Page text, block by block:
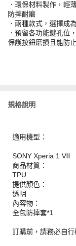
．環保材料製作，輕
防摔耐磨
．兩種款式，選擇成
．預留各功能鍵孔位
保護按鈕磨損且能防
規格說明
適用機型：
SONY Xperia 1 VII
商品材質：
TPU
提供顏色：
透明
內容物：
全包防摔套*1
訂購前，請務必自